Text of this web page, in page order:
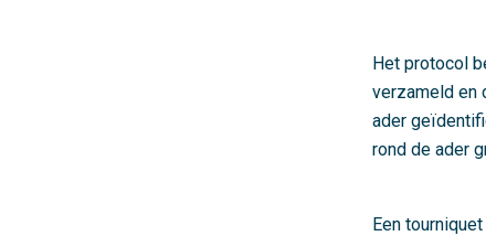
Het protocol
verzameld en
ader
rond de ader
Een